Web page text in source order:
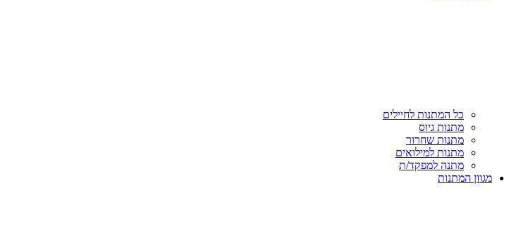
כל המתנות לחיילים
מתנות גיוס
מתנות שחרור
מתנות למילואים
מתנה למפקד/ת
מגוון המתנות